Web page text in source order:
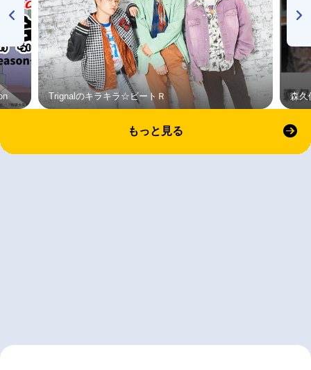
Trignalのキラキラ☆ビートＲ 森久
もっと見る